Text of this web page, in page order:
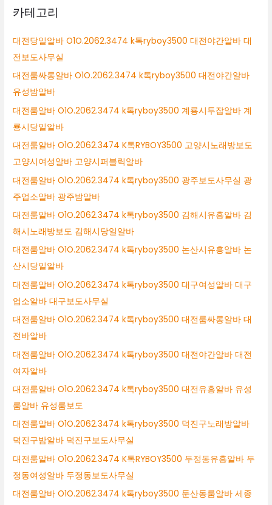
카테고리
대전당일알바 O1O.2062.3474 k톡ryboy3500 대전야간알바 대
전보도사무실
대전룸싸롱알바 O1O.2062.3474 k톡ryboy3500 대전야간알바
유성밤알바
대전룸알바 O1O.2062.3474 k톡ryboy3500 계룡시투잡알바 계
룡시당일알바
대전룸알바 O1O.2062.3474 K톡RYBOY3500 고양시노래방보도
고양시여성알바 고양시퍼블릭알바
대전룸알바 O1O.2062.3474 k톡ryboy3500 광주보도사무실 광
주업소알바 광주밤알바
대전룸알바 O1O.2062.3474 k톡ryboy3500 김해시유흥알바 김
해시노래방보도 김해시당일알바
대전룸알바 O1O.2062.3474 k톡ryboy3500 논산시유흥알바 논
산시당일알바
대전룸알바 O1O.2062.3474 k톡ryboy3500 대구여성알바 대구
업소알바 대구보도사무실
대전룸알바 O1O.2062.3474 k톡ryboy3500 대전룸싸롱알바 대
전바알바
대전룸알바 O1O.2062.3474 k톡ryboy3500 대전야간알바 대전
여자알바
대전룸알바 O1O.2062.3474 k톡ryboy3500 대전유흥알바 유성
룸알바 유성룸보도
대전룸알바 O1O.2062.3474 k톡ryboy3500 덕진구노래방알바
덕진구밤알바 덕진구보도사무실
대전룸알바 O1O.2062.3474 K톡RYBOY3500 두정동유흥알바 두
정동여성알바 두정동보도사무실
대전룸알바 O1O.2062.3474 k톡ryboy3500 둔산동룸알바 세종